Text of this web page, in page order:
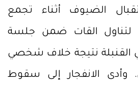
الضيوف أثناء تجمع
القات ضمن جلسة
القنبلة نتيجة خلاف شخصي
وأدى الانفجار إلى سقوط